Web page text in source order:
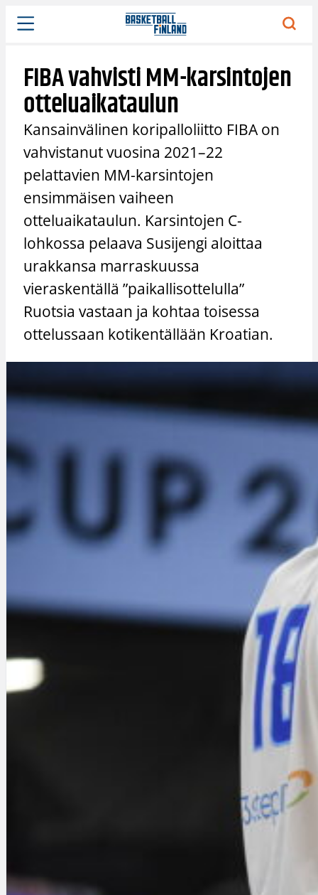
Siirry
sisältöön
FIBA vahvisti MM-karsintojen
otteluaikataulun
Kansainvälinen koripalloliitto FIBA on
vahvistanut vuosina 2021–22
pelattavien MM-karsintojen
ensimmäisen vaiheen
otteluaikataulun. Karsintojen C-
lohkossa pelaava Susijengi aloittaa
urakkansa marraskuussa
vieraskentällä ”paikallisottelulla”
Ruotsia vastaan ja kohtaa toisessa
ottelussaan kotikentällään Kroatian.